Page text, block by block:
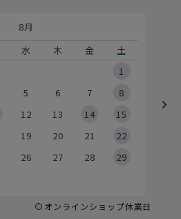
8月
水 木 金
土
1
5 6 7
8
12 13 14
15
19 20 21
22
26 27 28
29
オンラインショップ休業日